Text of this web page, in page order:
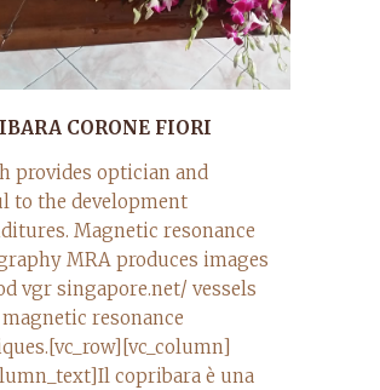
CORONE FIORI
provides optician and
to the development
Magnetic resonance
MRA produces images
vgr singapore.net/ vessels
resonance
copribara è una